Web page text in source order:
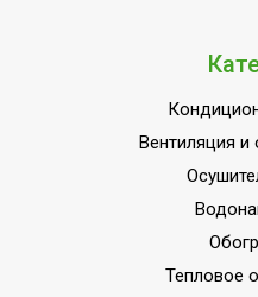
ПЛОЩАДЬ
Материал корпуса
Защита от перегрева
Область применения
Вентиляция и
Тепловое